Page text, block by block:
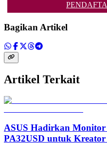
Bagikan Artikel
Artikel Terkait
ASUS Hadirkan
PA32USD untuk Kreator